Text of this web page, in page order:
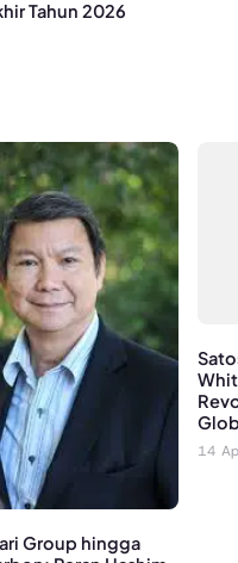
Tahun 2026
Group hingga
14